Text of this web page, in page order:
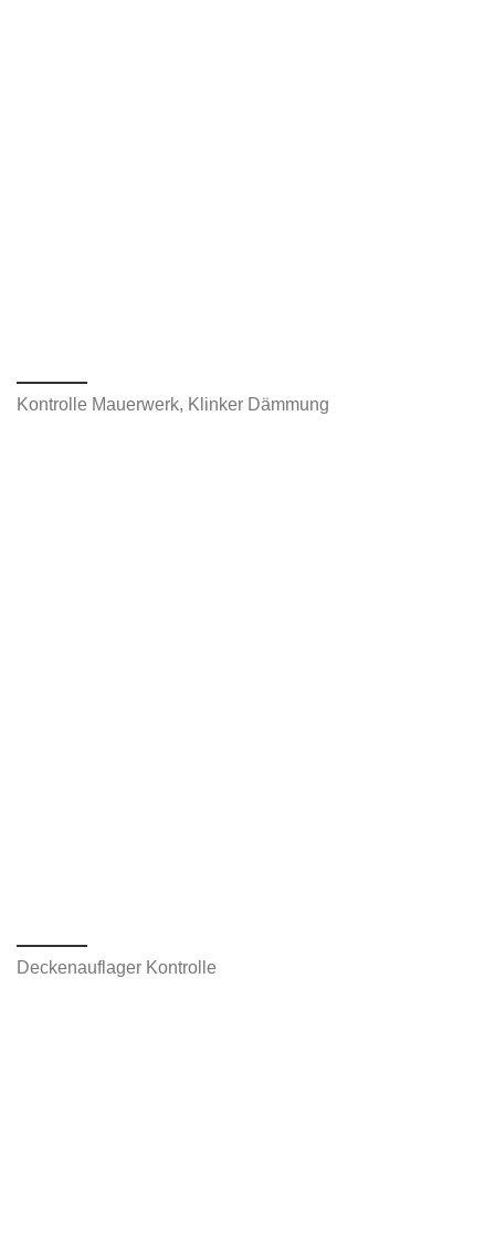
Kontrolle Mauerwerk, Klinker Dämmung
Deckenauflager Kontrolle